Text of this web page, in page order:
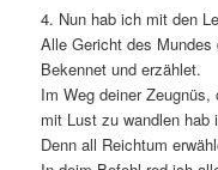
4. Nun hab ich mit den
Alle Gericht des Mundes
Bekennet und erzählet.
Im Weg deiner Zeugnüs,
mit Lust zu wandlen hab
Denn all Reichtum